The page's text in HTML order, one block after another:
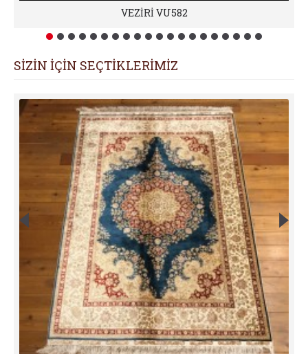
VEZİRİ VU582
SİZİN İÇİN SEÇTİKLERİMİZ